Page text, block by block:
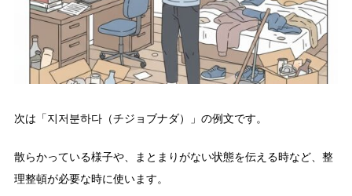
次は「지저분하다（チジョブナダ）」の例文です。
散らかっている様子や、まとまりがない状態を伝える時など、整
理整頓が必要な時に使います。